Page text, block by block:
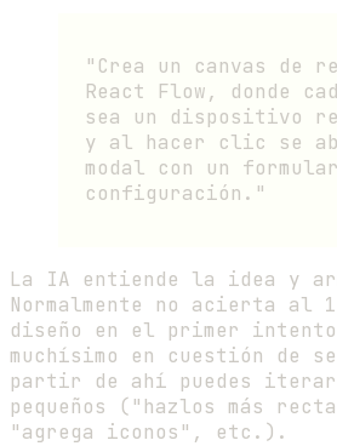
"Crea un canvas de
React Flow, donde
sea un dispositivo
y al hacer clic se
modal con un
configuración."
La IA entiende la idea y
Normalmente no acierta al
diseño en el primer
muchísimo en cuestión de
partir de ahí puedes iterar
pequeños ("hazlos más
"agrega iconos", etc.).